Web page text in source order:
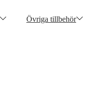
Övriga tillbehör